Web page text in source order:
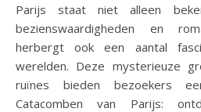
Parijs staat niet alleen bekend om zijn prachtige
bezienswaardigheden en
herbergt ook een aantal
werelden. Deze mysterieuze
ruïnes bieden bezoekers
Catacomben van Parijs: